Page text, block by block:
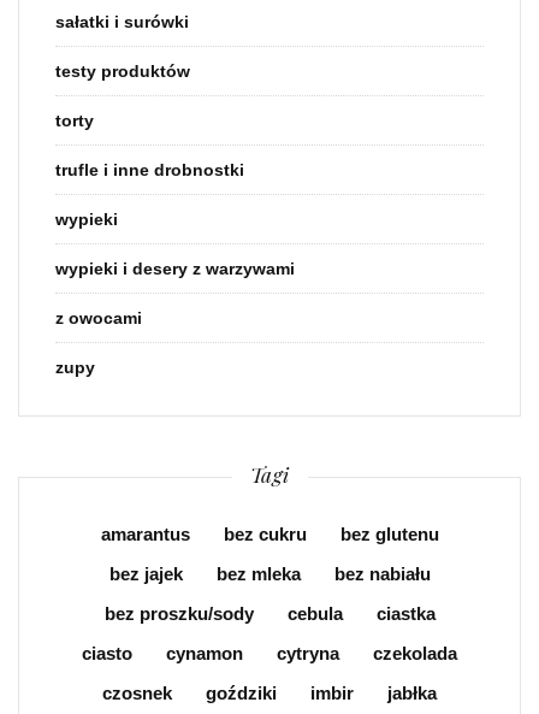
sałatki i surówki
testy produktów
torty
trufle i inne drobnostki
wypieki
wypieki i desery z warzywami
z owocami
zupy
Tagi
amarantus bez cukru
bez glutenu
bez jajek
bez mleka
bez nabiału
bez proszku/sody
cebula
ciastka
ciasto
cynamon cytryna
czekolada
czosnek
goździki imbir
jabłka